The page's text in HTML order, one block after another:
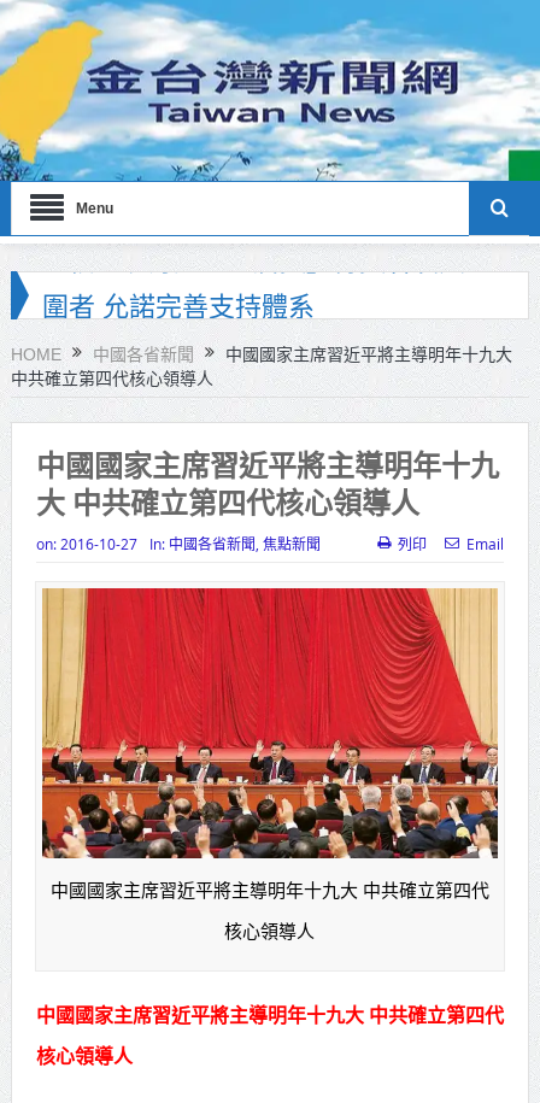
Menu
海巡署南部分署主官大換血 蔡順元
勉提升巡防戰力
北市鮮奶週報再升級！8月31日補助
擴大至國中生
雙北合作里程碑！萬大線動態測試
侯友宜蔣萬安攜手視察
北形象館亮相
打鐵厝北側產業園區產業設施公共
動土創造千個就業機會
高雄「三民運動中心」市長陳其
邁、運動部長李洋各界貴賓共同揭幕
高雄東照山關帝廟全國國中小學書
法比賽 圓滿落幕
賴清德總統主持將官晉任 期勉精進
蔣萬安再拋出「倒閣說」 喊推陳其
邁組閣
HOME 中國各省新聞
中國國家主席習近平將主導明年十九大
中共確立第四代核心領導人
中國國家主席習近平將主導明年十九
大 中共確立第四代核心領導人
on: 2016-10-27 In: 中國各省新聞 焦點新聞 列印 Email
中國國家主席習近平將主導明年十九大 中共確立第四代
核心領導人
中國國家主席習近平將主導明年十九大 中共確立第四代
核心領導人